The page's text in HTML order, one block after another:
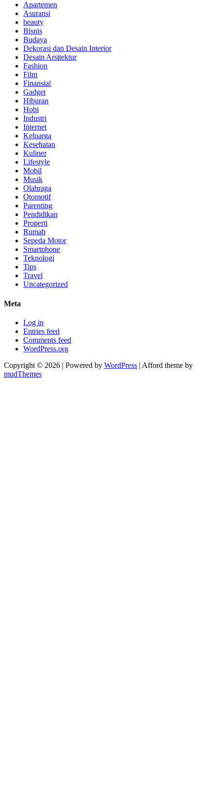
Apartemen
Asuransi
beauty
Bisnis
Budaya
Dekorasi dan Desain Interior
Desain Arsitektur
Fashion
Film
Finansial
Gadget
Hiburan
Hobi
Industri
Internet
Keluarga
Kesehatan
Kuliner
Lifestyle
Mobil
Musik
Olahraga
Otomotif
Parenting
Pendidikan
Properti
Rumah
Sepeda Motor
Smartphone
Teknologi
Tips
Travel
Uncategorized
Meta
Log in
Entries feed
Comments feed
WordPress.org
Copyright © 2026 | Powered by WordPress | Afford theme by
mudThemes